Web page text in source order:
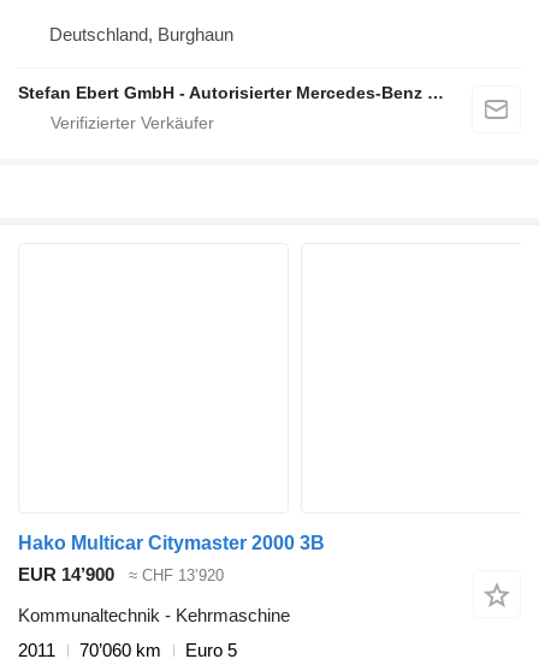
Deutschland, Burghaun
Stefan Ebert GmbH - Autorisierter Mercedes-Benz Servicepartner
Hako Multicar Citymaster 2000 3B
EUR 14’900
≈ CHF 13’920
Kommunaltechnik - Kehrmaschine
2011
70’060 km
Euro 5